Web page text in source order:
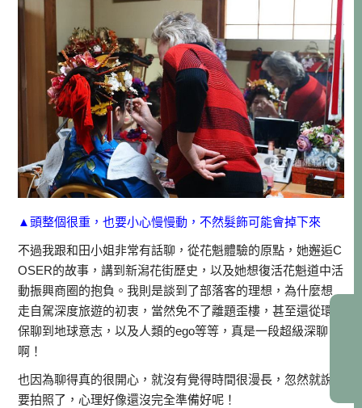
▲頭整個很重，也要小心慢慢動，不然髮飾可能會掉下來
不過我跟和田小姐非常有話聊，從花魁體驗的原點，她邂逅C
OSER的故事，講到新潟花街歷史，以及她想復活花魁道中活
動振興商圈的抱負。我則是談到了部落客的理想，為什麼想
走自駕深度旅遊的初衷，當然免不了離題歪樓，甚至還從環
保聊到地球意志，以及人類的ego等等，真是一段超級深聊
啊！
也因為聊得真的很開心，就沒有覺得時間很漫長，忽然就說
要拍照了，心理好像還沒完全準備好呢！